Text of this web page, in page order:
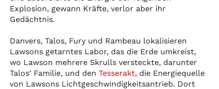
Explosion, gewann Kräfte, verlor aber ihr
Gedächtnis.
Danvers, Talos, Fury und Rambeau lokalisieren
Lawsons getarntes Labor, das die Erde umkreist,
wo Lawson mehrere Skrulls versteckte, darunter
Talos‘ Familie, und den Tesserakt, die Energiequelle
von Lawsons Lichtgeschwindigkeitsantrieb. Dort